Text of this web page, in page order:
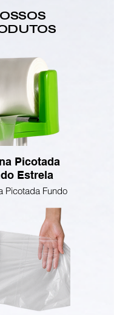
Picotada
Estrela
Picotada Fundo
resistente e
o dia a dia do
e da indústria.
com matéria-
alta qualidade,
picote uniforme
o destaque
mais